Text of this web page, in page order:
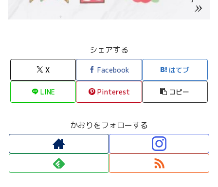
シェアする
X Facebook はてブ
LINE Pinterest コピー
かおりをフォローする